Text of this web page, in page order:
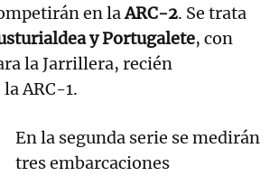
en laARC-2. Se trata
y Portugalete, con
la Jarrillera, recién
ARC-1.
En la segunda serie se medirán
tres embarcaciones